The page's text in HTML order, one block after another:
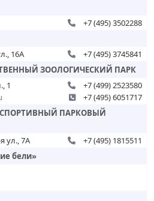
+7 (495) 3502288
16А
+7 (495) 3745841
ЗООЛОГИЧЕСКИЙ ПАРК
1
+7 (499) 2523580
+7 (495) 6051717
ПАРКОВЫЙ
ул., 7А
+7 (495) 1815511
бели»